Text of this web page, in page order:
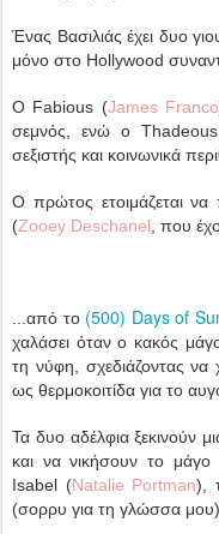
Ένας Βασιλιάς έχει δυο
μόνο στο Hollywood
Ο Fabious (James Franco
σεμνός, ενώ ο
σεξιστής και κοινωνικά
Ο πρώτος ετοιμάζεται
(Zooey Deschanel , που
...από το (500) Days of
χαλάσει όταν ο κακός
τη νύφη, σχεδιάζοντας
ως θερμοκοιτίδα για το
Τα δυο αδέλφια ξεκινούν
και να νικήσουν το μάγο
Isabel (Natalie Portman),
(σορρυ για τη γλώσσα μου)